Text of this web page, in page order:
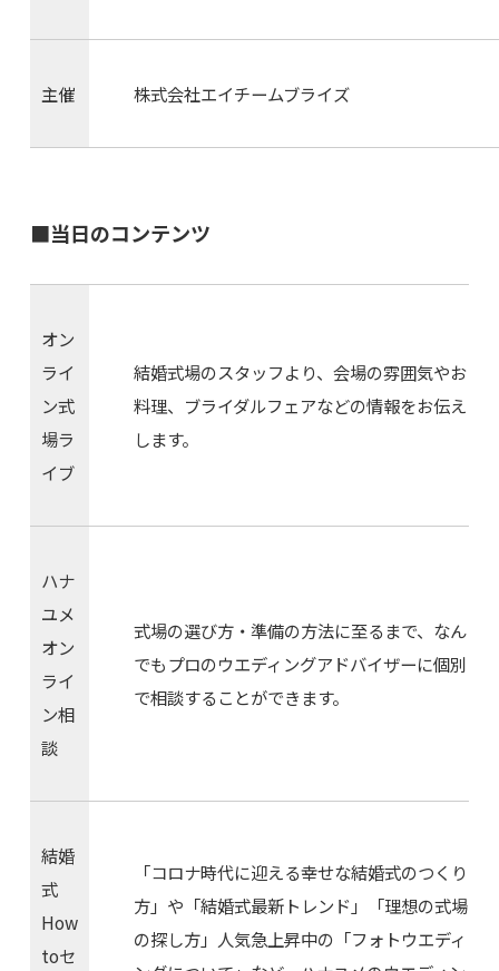
主催 株式会社エイチームブライズ
■当日のコンテンツ
オン
ライ
ン式
場ラ
イブ
結婚式場のスタッフより、会場の雰囲気やお
料理、ブライダルフェアなどの情報をお伝え
します。
ハナ
ユメ
オン
ライ
ン相
談
式場の選び方・準備の方法に至るまで、なん
でもプロのウエディングアドバイザーに個別
で相談することができます。
結婚
式
How
toセ
「コロナ時代に迎える幸せな結婚式のつくり
方」や「結婚式最新トレンド」「理想の式場
の探し方」人気急上昇中の「フォトウエディ